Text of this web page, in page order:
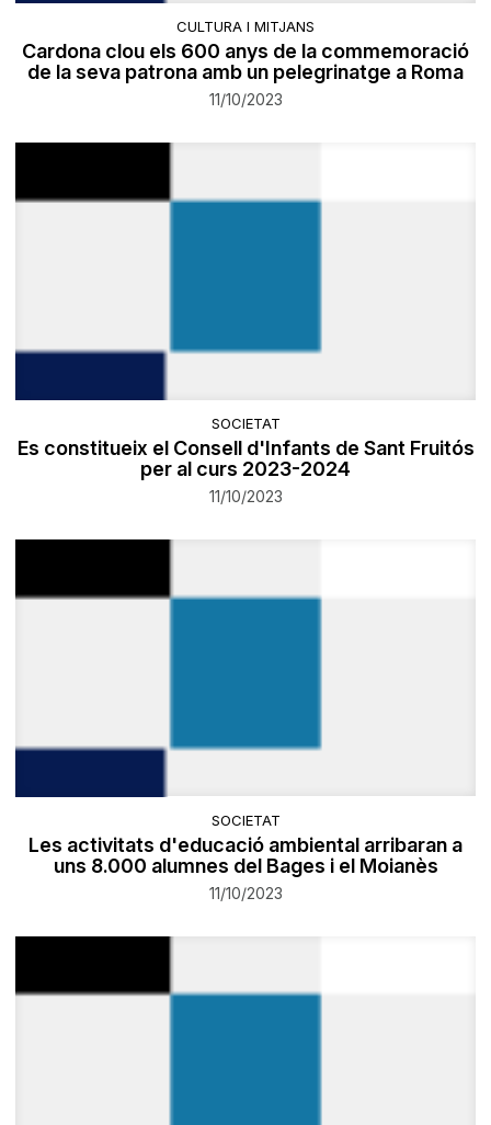
CULTURA I MITJANS
Cardona clou els 600 anys de la commemoració
de la seva patrona amb un pelegrinatge a Roma
11/10/2023
SOCIETAT
Es constitueix el Consell d'Infants de Sant Fruitós
per al curs 2023-2024
11/10/2023
SOCIETAT
Les activitats d'educació ambiental arribaran a
uns 8.000 alumnes del Bages i el Moianès
11/10/2023